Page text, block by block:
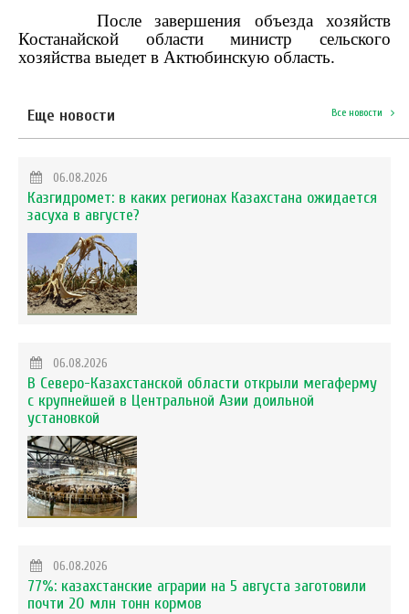
После завершения объезда хозяйств
Костанайской области министр сельского
хозяйства выедет в Актюбинскую область.
Еще новости Все новости
06.08.2026
Казгидромет: в каких регионах Казахстана ожидается
засуха в августе?
06.08.2026
В Северо-Казахстанской области открыли мегаферму
с крупнейшей в Центральной Азии доильной
установкой
06.08.2026
77%: казахстанские аграрии на 5 августа заготовили
почти 20 млн тонн кормов